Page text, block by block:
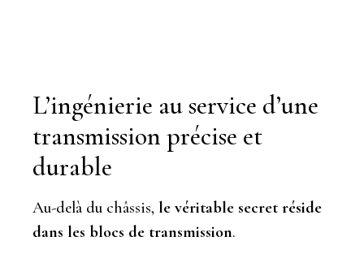
L’ingénierie au service d’une
transmission précise et
durable
Au-delà du châssis, le véritable secret réside
dans les blocs de transmission.